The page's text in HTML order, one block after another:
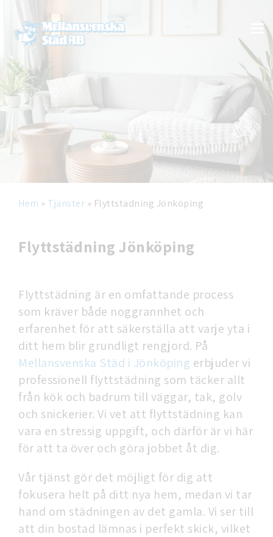
Hem » Tjänster » Flyttstädning Jönköping
Flyttstädning Jönköping
Flyttstädning är en omfattande process
som kräver både noggrannhet och
erfarenhet för att säkerställa att varje yta i
ditt hem blir grundligt rengjord. På
Mellansvenska Städ i Jönköping erbjuder vi
professionell flyttstädning som täcker allt
från kök och badrum till väggar, tak, golv
och snickerier. Vi vet att flyttstädning kan
vara en stressig uppgift, och därför är vi här
för att ta över och göra jobbet åt dig.
Vår tjänst gör det möjligt för dig att
fokusera helt på ditt nya hem, medan vi tar
hand om städningen av det gamla. Vi ser till
att din bostad lämnas i perfekt skick, vilket